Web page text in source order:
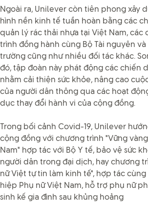
Ngoài ra, Unilever còn tiên phong xây
hình nền kinh tế tuần hoàn bằng các
quản lý rác thải nhựa tại Việt Nam, các
trình đồng hành cùng Bộ Tài nguyên và
trường cũng như nhiều đối tác khác.
đó, tập đoàn này phát động các chiến
nhằm cải thiện sức khỏe, nâng cao
của người dân thông qua các hoạt
dục thay đổi hành vi của cộng đồng.
Trong bối cảnh Covid-19, Unilever
cộng đồng với chương trình "Vững
Nam" hợp tác với Bộ Y tế, bảo vệ sức
người dân trong đại dịch, hay chương
nữ Việt tự tin làm kinh tế", hợp tác cùng
hiệp Phụ nữ Việt Nam, hỗ trợ phụ nữ
sinh kế gia đình sau khủng hoảng